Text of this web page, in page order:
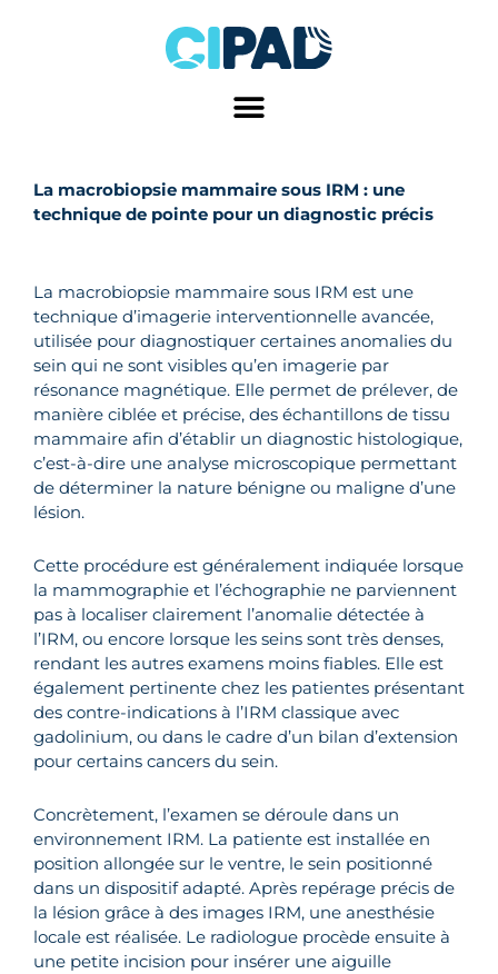
La macrobiopsie mammaire sous IRM : une
technique de pointe pour un diagnostic précis
La macrobiopsie mammaire sous IRM est une
technique d’imagerie interventionnelle avancée,
utilisée pour diagnostiquer certaines anomalies du
sein qui ne sont visibles qu’en imagerie par
résonance magnétique. Elle permet de prélever, de
manière ciblée et précise, des échantillons de tissu
mammaire afin d’établir un diagnostic histologique,
c’est-à-dire une analyse microscopique permettant
de déterminer la nature bénigne ou maligne d’une
lésion.
Cette procédure est généralement indiquée lorsque
la mammographie et l’échographie ne parviennent
pas à localiser clairement l’anomalie détectée à
l’IRM, ou encore lorsque les seins sont très denses,
rendant les autres examens moins fiables. Elle est
également pertinente chez les patientes présentant
des contre-indications à l’IRM classique avec
gadolinium, ou dans le cadre d’un bilan d’extension
pour certains cancers du sein.
Concrètement, l’examen se déroule dans un
environnement IRM. La patiente est installée en
position allongée sur le ventre, le sein positionné
dans un dispositif adapté. Après repérage précis de
la lésion grâce à des images IRM, une anesthésie
locale est réalisée. Le radiologue procède ensuite à
une petite incision pour insérer une aiguille